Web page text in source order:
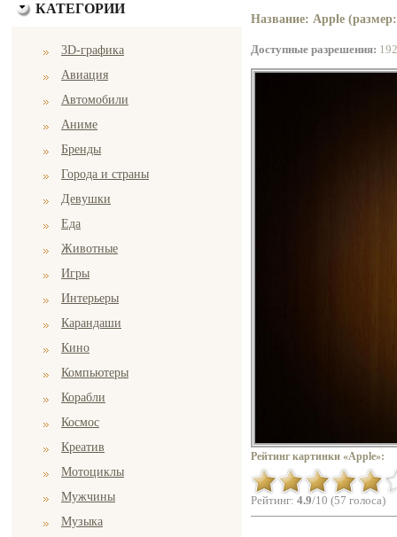
КАТЕГОРИИ
3D-графика
Авиация
Автомобили
Аниме
Бренды
Города и страны
Девушки
Еда
Животные
Игры
Интерьеры
Карандаши
Кино
Компьютеры
Корабли
Космос
Креатив
Мотоциклы
Мужчины
Музыка
Название: Apple (размер:
Доступные разрешения:
Рейтинг картинки «Apple»:
Рейтинг: 4.9/10 (57 голоса)